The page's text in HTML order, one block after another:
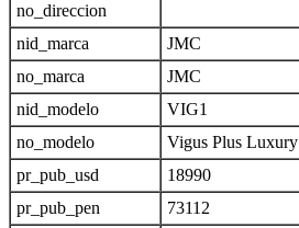
no_direccion
nid_marca
JMC
no_marca
JMC
nid_modelo
VIG1
no_modelo
Vigus Plus Luxury
pr_pub_usd
18990
pr_pub_pen
73112